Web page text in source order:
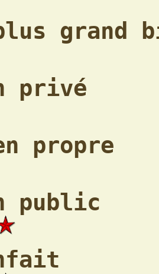
grand
privé
propre
public